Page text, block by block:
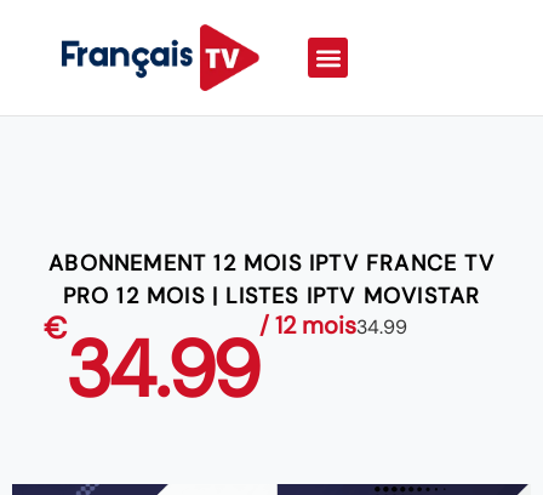
ABONNEMENT 12 MOIS IPTV FRANCE TV
PRO 12 MOIS | LISTES IPTV MOVISTAR
€34.99/ 12 mois34.99